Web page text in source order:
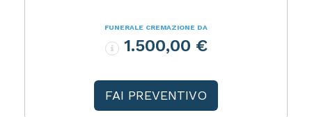
FUNERALE CREMAZIONE DA
1.500,00 €
FAI PREVENTIVO